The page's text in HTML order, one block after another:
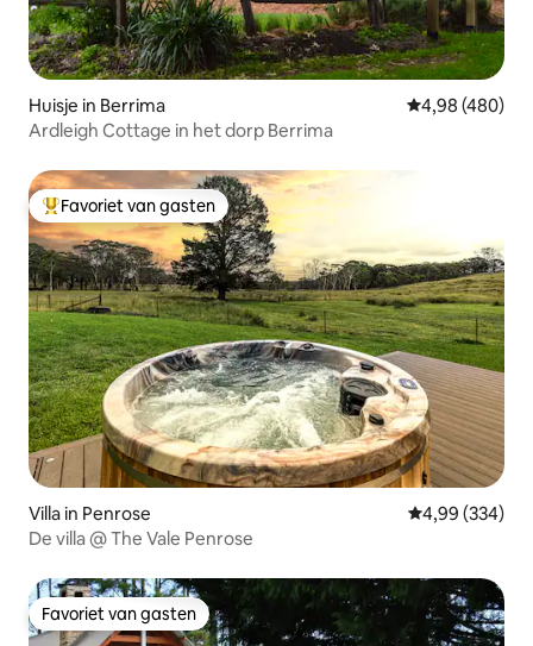
Huisje in Berrima Gemiddelde
4,98 (480)
Ardleigh Cottage in het dorp Berrima
Topfavoriet van gasten
Favoriet van gasten
Villa in Penrose Gemiddelde
4,99 (334)
De villa @ The Vale Penrose
Favoriet van gasten
Favoriet van gasten